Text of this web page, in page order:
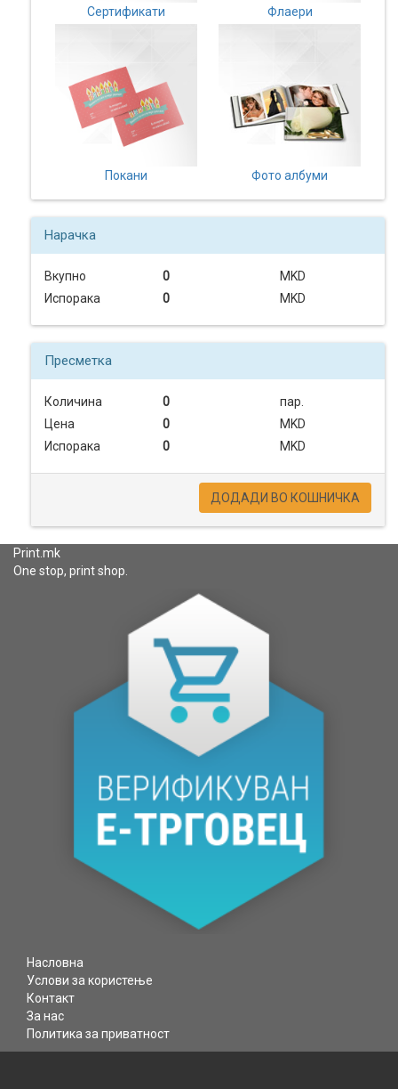
Сертификати Флаери
Покани Фото албуми
Нарачка
Вкупно 0
MKD
Испорака
0 MKD
Пресметка
Количина 0
пар.
Цена
0
MKD
Испорака
0 MKD
ДОДАДИ ВО КОШНИЧКА
Print.mk
One stop, print shop.
Насловна
Услови за користење
Контакт
За нас
Политика за приватност